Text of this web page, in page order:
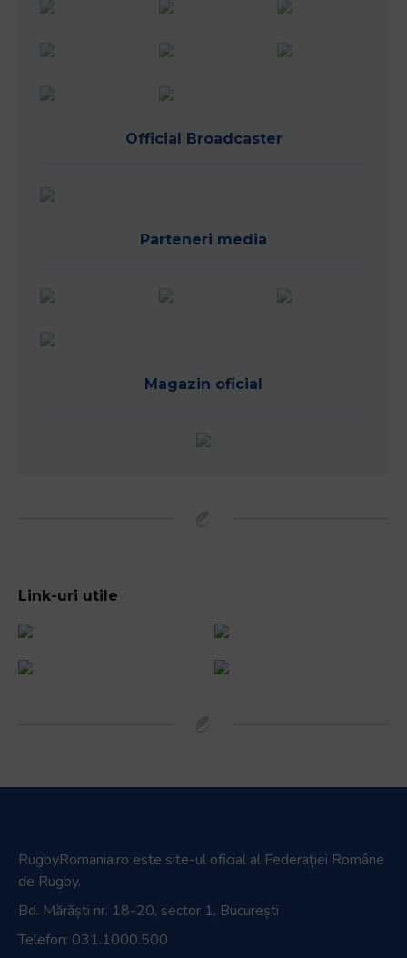
Official Broadcaster
Parteneri media
Magazin oficial
Link-uri utile
RugbyRomania.ro este site-ul oficial al Federației Române
de Rugby.
Bd. Mărăști nr. 18-20, sector 1, București
Telefon: 031.1000.500